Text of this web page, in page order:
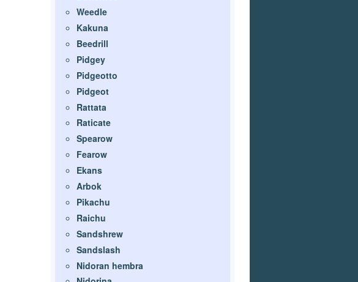
Weedle
Kakuna
Beedrill
Pidgey
Pidgeotto
Pidgeot
Rattata
Raticate
Spearow
Fearow
Ekans
Arbok
Pikachu
Raichu
Sandshrew
Sandslash
Nidoran hembra